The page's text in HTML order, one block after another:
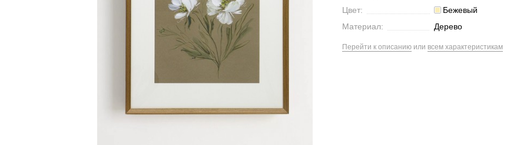
Цвет:
Бежевый
Материал:
Дерево
Перейти к описаниюили всем характеристикам